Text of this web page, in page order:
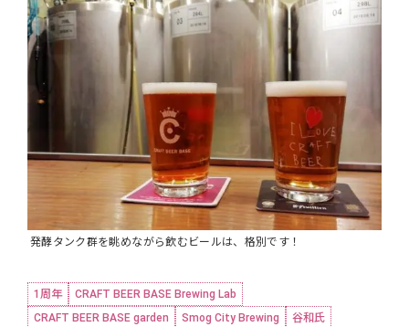
発酵タンク群を眺めながら飲むビールは、格別です！
1周年
CRAFT BEER BASE Brewing Lab
CRAFT BEER BASE garden
Smog City Brewing
谷和氏